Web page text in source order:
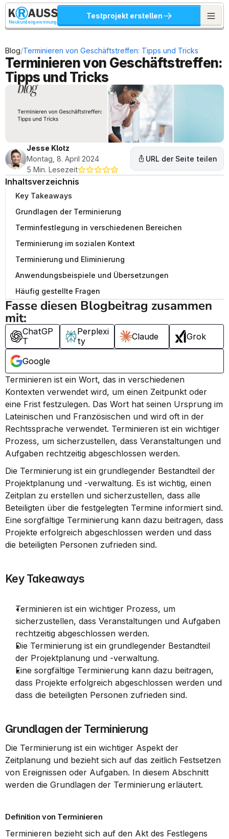
Neukundengewinnung
Testprojekt erstellen
Blog/Terminieren von Geschäftstreffen: Tipps und Tricks
Terminieren von Geschäftstreffen:
Tipps und Tricks
Jesse Klotz
Montag, 8. April 2024
5 Min. Lesezeit
URL der Seite teilen
Inhaltsverzeichnis
Key Takeaways
Grundlagen der Terminierung
Terminfestlegung in verschiedenen Bereichen
Terminierung im sozialen Kontext
Terminierung und Eliminierung
Anwendungsbeispiele und Übersetzungen
Häufig gestellte Fragen
Fasse diesen Blogbeitrag zusammen
mit:
ChatGP
T
Perplexi
ty
Claude Grok
Google
Terminieren ist ein Wort, das in verschiedenen
Kontexten verwendet wird, um einen Zeitpunkt oder
eine Frist festzulegen. Das Wort hat seinen Ursprung im
Lateinischen und Französischen und wird oft in der
Rechtssprache verwendet. Terminieren ist ein wichtiger
Prozess, um sicherzustellen, dass Veranstaltungen und
Aufgaben rechtzeitig abgeschlossen werden.
Die Terminierung ist ein grundlegender Bestandteil der
Projektplanung und -verwaltung. Es ist wichtig, einen
Zeitplan zu erstellen und sicherzustellen, dass alle
Beteiligten über die festgelegten Termine informiert sind.
Eine sorgfältige Terminierung kann dazu beitragen, dass
Projekte erfolgreich abgeschlossen werden und dass
die beteiligten Personen zufrieden sind.
Key Takeaways
Terminieren ist ein wichtiger Prozess, um
sicherzustellen, dass Veranstaltungen und Aufgaben
rechtzeitig abgeschlossen werden.
Die Terminierung ist ein grundlegender Bestandteil
der Projektplanung und -verwaltung.
Eine sorgfältige Terminierung kann dazu beitragen,
dass Projekte erfolgreich abgeschlossen werden und
dass die beteiligten Personen zufrieden sind.
Grundlagen der Terminierung
Die Terminierung ist ein wichtiger Aspekt der
Zeitplanung und bezieht sich auf das zeitlich Festsetzen
von Ereignissen oder Aufgaben. In diesem Abschnitt
werden die Grundlagen der Terminierung erläutert.
Definition von Terminieren
Terminieren bezieht sich auf den Akt des Festlegens